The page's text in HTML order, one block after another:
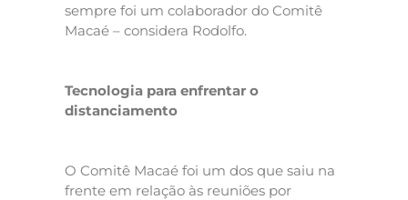
sempre foi um colaborador do Comitê
Macaé – considera Rodolfo.
Tecnologia para enfrentar o
distanciamento
O Comitê Macaé foi um dos que saiu na
frente em relação às reuniões por